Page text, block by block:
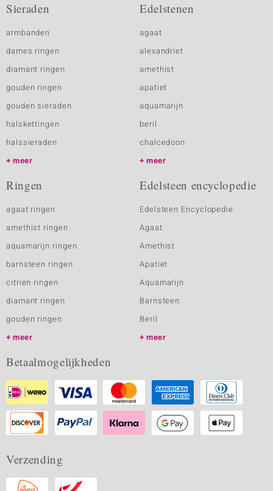
Sieraden
armbanden
dames ringen
diamant ringen
gouden ringen
gouden sieraden
halskettingen
halssieraden
meer
Edelstenen
agaat
alexandriet
amethist
apatiet
aquamarijn
beril
chalcedoon
meer
Ringen
agaat ringen
amethist ringen
aquamarijn ringen
barnsteen ringen
citrien ringen
diamant ringen
gouden ringen
meer
Edelsteen encyclopedie
Edelsteen Encyclopedie
Agaat
Amethist
Apatiet
Aquamarijn
Barnsteen
Beril
meer
Betaalmogelijkheden
Verzending